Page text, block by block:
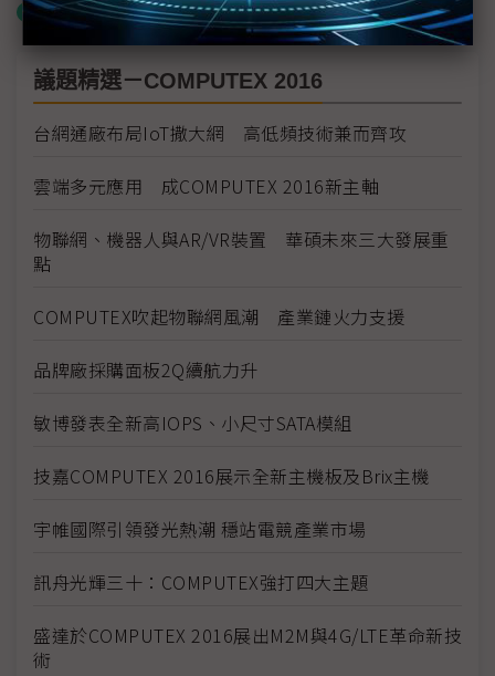
什麼是「關鍵字追蹤」
議題精選－COMPUTEX 2016
台網通廠布局IoT撒大網 高低頻技術兼而齊攻
雲端多元應用 成COMPUTEX 2016新主軸
物聯網、機器人與AR/VR裝置 華碩未來三大發展重
點
COMPUTEX吹起物聯網風潮 產業鏈火力支援
品牌廠採購面板2Q續航力升
敏博發表全新高IOPS、小尺寸SATA模組
技嘉COMPUTEX 2016展示全新主機板及Brix主機
宇帷國際引領發光熱潮 穩站電競產業市場
訊舟光輝三十：COMPUTEX強打四大主題
盛達於COMPUTEX 2016展出M2M與4G/LTE革命新技
術